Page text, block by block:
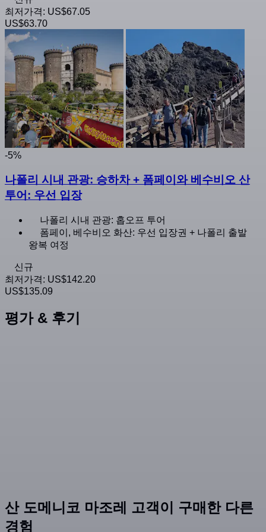
최저가격: US$67.05
US$63.70
-5%
나폴리 시내 관광: 승하차 + 폼페이와 베수비오 산
투어: 우선 입장
나폴리 시내 관광: 홉오프 투어
폼페이, 베수비오 화산: 우선 입장권 + 나폴리 출발
왕복 여정
신규
최저가격: US$142.20
US$135.09
평가 & 후기
산 도메니코 마조레 고객이 구매한 다른
경험